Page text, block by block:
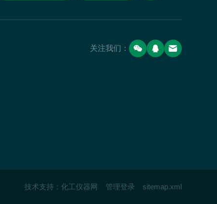
关注我们：
技术支持： 化工仪器网 管理登录 sitemap.xml